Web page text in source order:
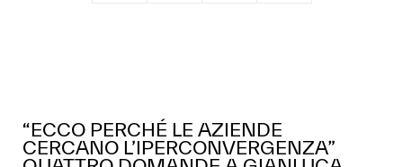
“ECCO PERCHÉ LE AZIENDE
CERCANO L’IPERCONVERGENZA”